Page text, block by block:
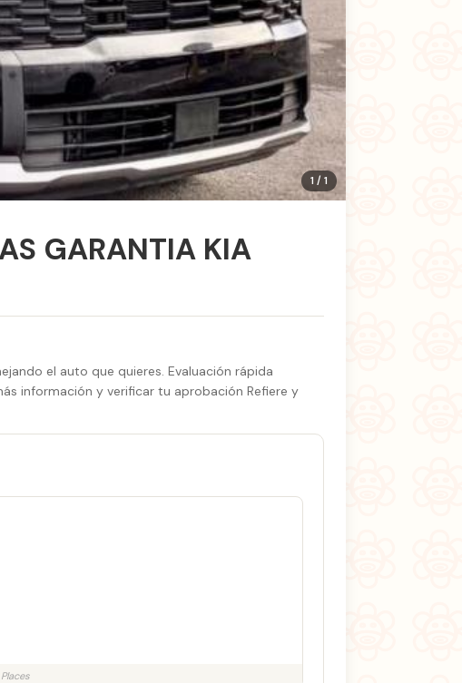
1 / 1
GARANTIA KIA
el auto que quieres. Evaluación rápida
información y verificar tu aprobación Refiere y